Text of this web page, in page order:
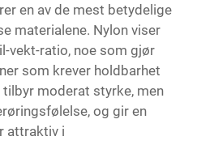
en av de mest betydelige
materialene. Nylon viser
vekt-ratio, noe som gjør
som krever holdbarhet
tilbyr moderat styrke, men
og gir en
attraktiv i